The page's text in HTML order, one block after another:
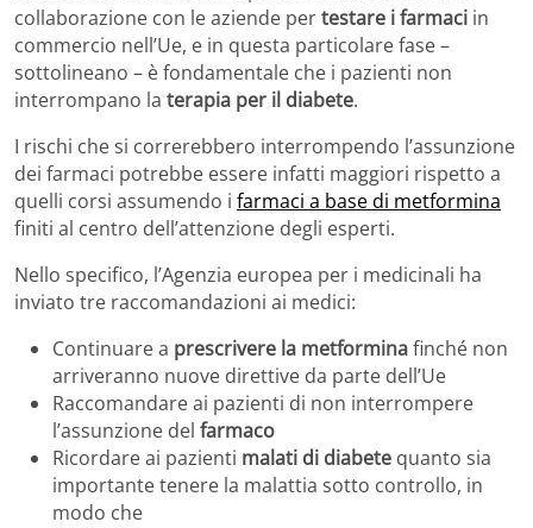
collaborazione con le aziende pertestare i farmaci in
commercio nell’Ue, e in questa particolare fase –
sottolineano – è fondamentale che i pazienti non
interrompano la terapia per il diabete.
I rischi che si correrebbero interrompendo l’assunzione
dei farmaci potrebbe essere infatti maggiori rispetto a
quelli corsi assumendo i farmaci a base di metformina
finiti al centro dell’attenzione degli esperti.
Nello specifico, l’Agenzia europea per i medicinali ha
inviato tre raccomandazioni ai medici:
Continuare a prescrivere la metforminafinché non
arriveranno nuove direttive da parte dell’Ue
Raccomandare ai pazienti di non interrompere
l’assunzione del farmaco
Ricordare ai pazienti malati di diabete quanto sia
importante tenere la malattia sotto controllo, in
modo che